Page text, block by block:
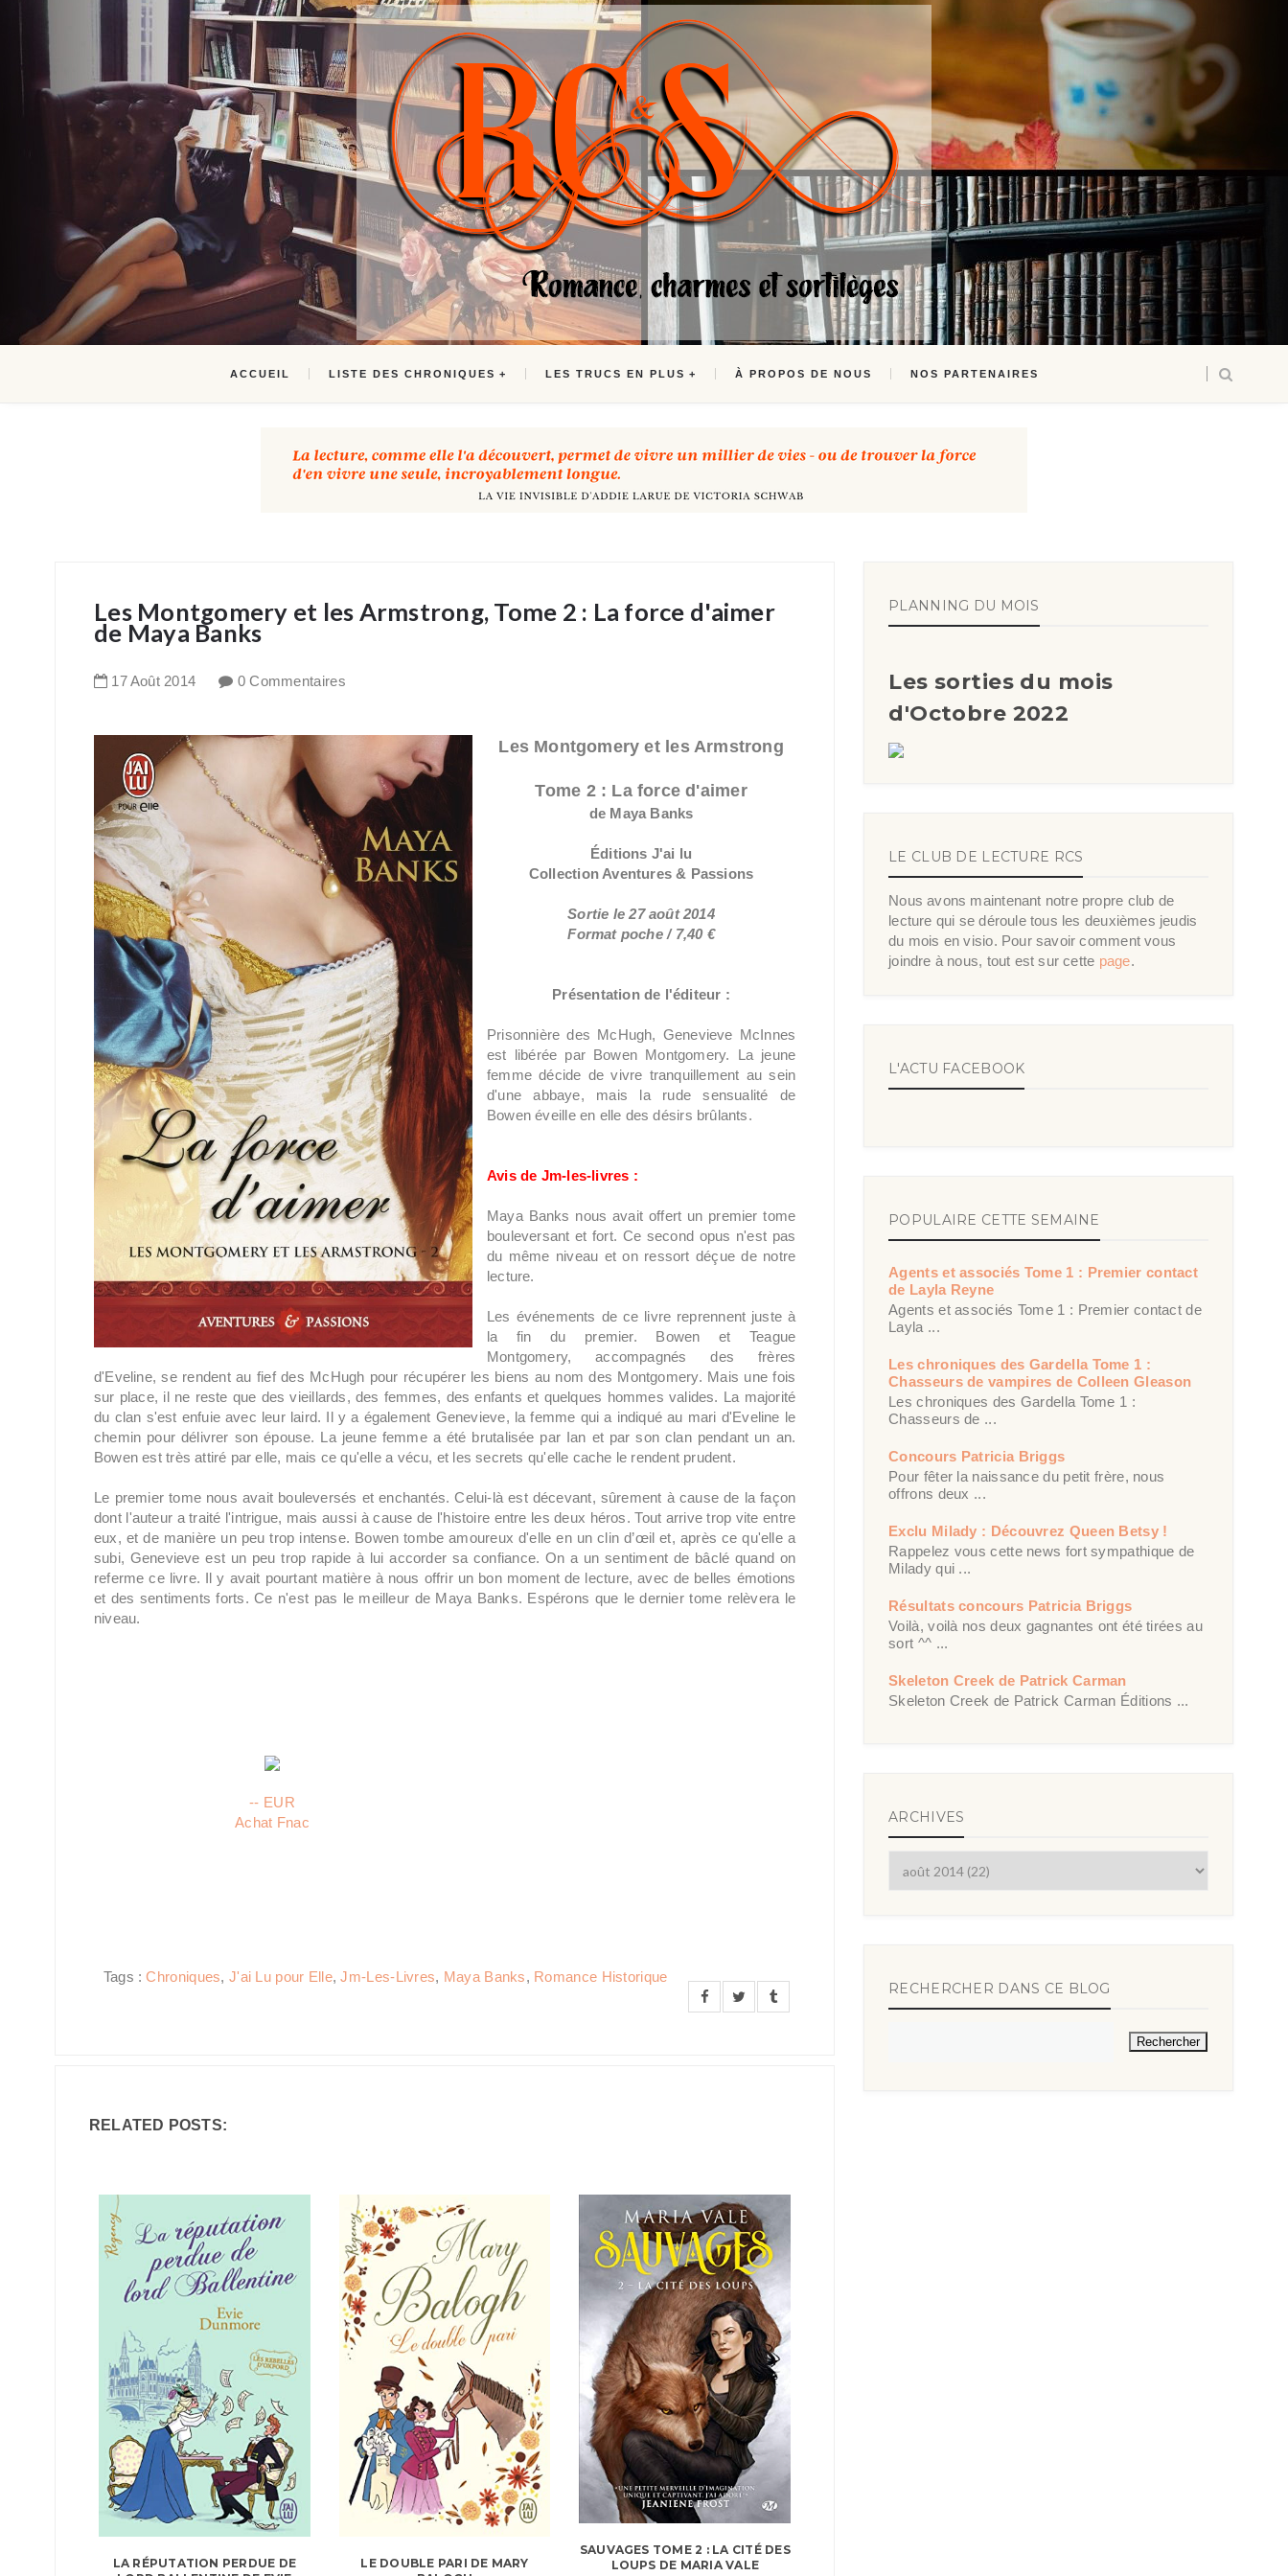
ACCUEIL LISTE DES CHRONIQUES LES TRUCS EN PLUS À PROPOS DE NOUS NOS PARTENAIRES
Les Montgomery et les Armstrong, Tome 2 : La force d'aimer
de Maya Banks
17Août 2014 0 Commentaires
Les Montgomery et les Armstrong
Tome 2 : La force d'aimer
de Maya Banks
Éditions J'ai lu
Collection Aventures & Passions
Sortie le 27 août 2014
Format poche / 7,40 €
Présentation de l'éditeur :
Prisonnière des McHugh, Genevieve McInnes
est libérée par Bowen Montgomery. La jeune
femme décide de vivre tranquillement au sein
d'une abbaye, mais la rude sensualité de
Bowen éveille en elle des désirs brûlants.
Avis de Jm-les-livres :
Maya Banks nous avait offert un premier tome
bouleversant et fort. Ce second opus n'est pas
du même niveau et on ressort déçue de notre
lecture.
Les événements de ce livre reprennent juste à
la fin du premier. Bowen et Teague
Montgomery, accompagnés des frères
d'Eveline, se rendent au fief des McHugh pour récupérer les biens au nom des Montgomery. Mais une fois
sur place, il ne reste que des vieillards, des femmes, des enfants et quelques hommes valides. La majorité
du clan s'est enfuie avec leur laird. Il y a également Genevieve, la femme qui a indiqué au mari d'Eveline le
chemin pour délivrer son épouse. La jeune femme a été brutalisée par Ian et par son clan pendant un an.
Bowen est très attiré par elle, mais ce qu'elle a vécu, et les secrets qu'elle cache le rendent prudent.
Le premier tome nous avait bouleversés et enchantés. Celui-là est décevant, sûrement à cause de la façon
dont l'auteur a traité l'intrigue, mais aussi à cause de l'histoire entre les deux héros. Tout arrive trop vite entre
eux, et de manière un peu trop intense. Bowen tombe amoureux d'elle en un clin d’œil et, après ce qu'elle a
subi, Genevieve est un peu trop rapide à lui accorder sa confiance. On a un sentiment de bâclé quand on
referme ce livre. Il y avait pourtant matière à nous offrir un bon moment de lecture, avec de belles émotions
et des sentiments forts. Ce n'est pas le meilleur de Maya Banks. Espérons que le dernier tome relèvera le
niveau.
-- EUR
Achat Fnac
Tags :Chroniques, J'ai Lu pour Elle,Jm-Les-Livres, Maya Banks, Romance Historique
RELATED POSTS:
LA RÉPUTATION PERDUE DE
LE DOUBLE PARI DE MARY
SAUVAGES TOME 2 : LA CITÉ DES
LOUPS DE MARIA VALE
PLANNING DU MOIS
Les sorties du mois
d'Octobre 2022
LE CLUB DE LECTURE RCS
Nous avons maintenant notre propre club de
lecture qui se déroule tous les deuxièmes jeudis
du mois en visio. Pour savoir comment vous
joindre à nous, tout est sur cette page.
L'ACTU FACEBOOK
POPULAIRE CETTE SEMAINE
Agents et associés Tome 1 : Premier contact
de Layla Reyne
Agents et associés Tome 1 : Premier contact de
Layla ...
Les chroniques des Gardella Tome 1 :
Chasseurs de vampires de Colleen Gleason
Les chroniques des Gardella Tome 1 :
Chasseurs de ...
Concours Patricia Briggs
Pour fêter la naissance du petit frère, nous
offrons deux ...
Exclu Milady : Découvrez Queen Betsy !
Rappelez vous cette news fort sympathique de
Milady qui ...
Résultats concours Patricia Briggs
Voilà, voilà nos deux gagnantes ont été tirées au
sort ^^ ...
Skeleton Creek de Patrick Carman
Skeleton Creek de Patrick Carman Éditions ...
ARCHIVES
RECHERCHER DANS CE BLOG